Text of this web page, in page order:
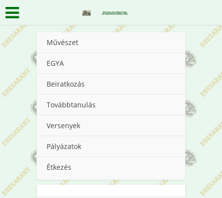
Művészet
EGYA
Beiratkozás
Továbbtanulás
Versenyek
Pályázatok
Étkezés